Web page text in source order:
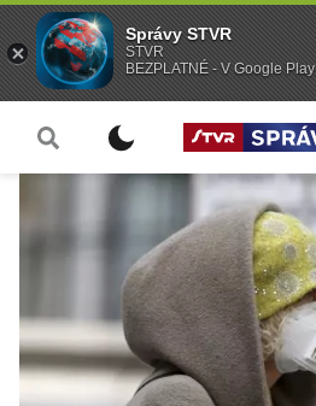
Správy STVR
STVR
BEZPLATNÉ - V Google Play